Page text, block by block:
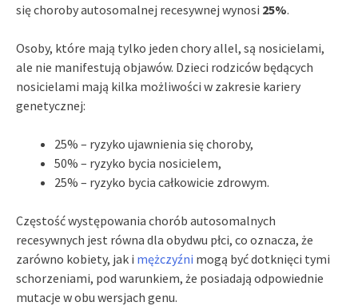
się choroby autosomalnej recesywnej wynosi 25%.
Osoby, które mają tylko jeden chory allel, są nosicielami,
ale nie manifestują objawów. Dzieci rodziców będących
nosicielami mają kilka możliwości w zakresie kariery
genetycznej:
25% – ryzyko ujawnienia się choroby,
50% – ryzyko bycia nosicielem,
25% – ryzyko bycia całkowicie zdrowym.
Częstość występowania chorób autosomalnych
recesywnych jest równa dla obydwu płci, co oznacza, że
zarówno kobiety, jak i mężczyźni mogą być dotknięci tymi
schorzeniami, pod warunkiem, że posiadają odpowiednie
mutacje w obu wersjach genu.